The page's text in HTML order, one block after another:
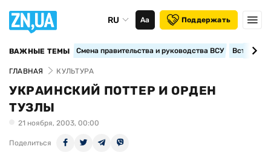
RU Аа Поддержать
ВАЖНЫЕ ТЕМЫ Смена правительства и руководства ВСУ
ГЛАВНАЯ КУЛЬТУРА
УКРАИНСКИЙ ПОТТЕР И ОРДЕН
ТУЗЛЫ
21 ноября, 2003, 00:00
Поделиться